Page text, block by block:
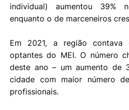
individual) aumentou 39%
enquanto o de marceneiros
Em 2021, a região contava
optantes do MEI. O número
deste ano – um aumento de
cidade com maior número
profissionais.